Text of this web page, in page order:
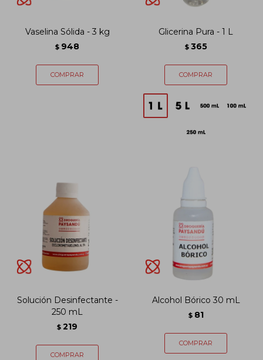
Vaselina Sólida - 3 kg
$ 948
Glicerina Pura - 1 L
$ 365
Solución Desinfectante -
250 mL
$ 219
Alcohol Bórico 30 mL
$ 81